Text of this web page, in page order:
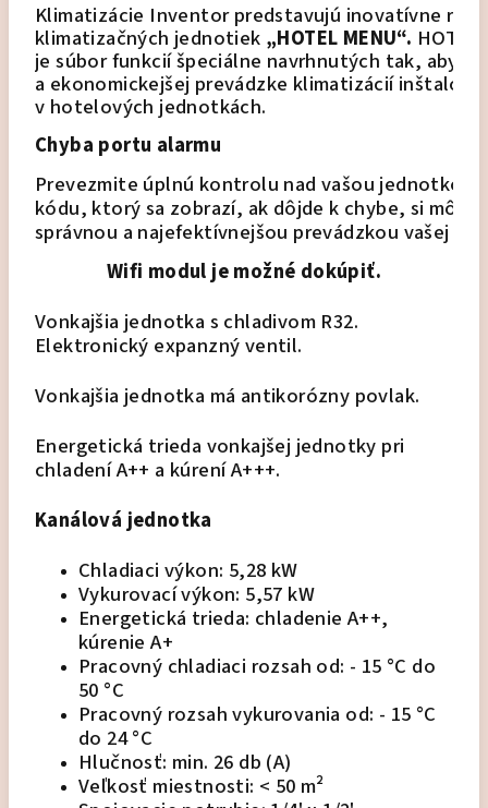
Klimatizácie Inventor predstavujú inovatívne
klimatizačných jednotiek „HOTEL MENU“.
je súbor funkcií špeciálne navrhnutých tak, aby
a ekonomickejšej prevádzke klimatizácií
v hotelových jednotkách.
Chyba portu alarmu
Prevezmite úplnú kontrolu nad vašou jednotkou!
kódu, ktorý sa zobrazí, ak dôjde k chybe, si
správnou a najefektívnejšou prevádzkou vašej
Wifi modul je možné dokúpiť.
Vonkajšia jednotka s chladivom R32.
Elektronický expanzný ventil.
Vonkajšia jednotka má antikorózny povlak.
Energetická trieda vonkajšej jednotky pri
chladení A++ a kúrení A+++.
Kanálová jednotka
Chladiaci výkon: 5,28 kW
Vykurovací výkon: 5,57 kW
Energetická trieda: chladenie A++,
kúrenie A+
Pracovný chladiaci rozsah od: - 15 °C do
50 °C
Pracovný rozsah vykurovania od: - 15 °C
do 24 °C
Hlučnosť: min. 26 db (A)
Veľkosť miestnosti: < 50 m²